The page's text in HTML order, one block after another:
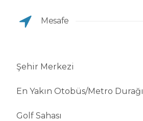
Mesafe
Şehir Merkezi
En Yakın Otobüs/Metro Durağı
Golf Sahası